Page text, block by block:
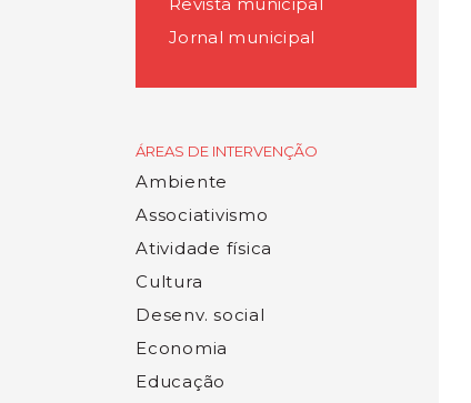
Jornal municipal
ÁREAS DE INTERVENÇÃO
Ambiente
Associativismo
Atividade física
Cultura
Desenv. social
Economia
Educação